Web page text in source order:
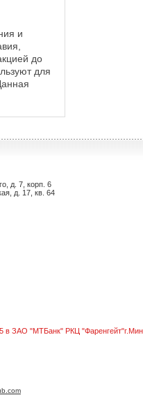
и
до
для
и
д. 7, корп. 6
д. 17, кв. 64
в ЗАО "МТБанк" РКЦ